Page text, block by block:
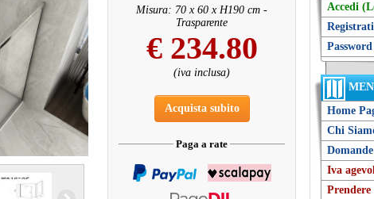
Accedi
Home
Chi
Iva
Prendere
Misura: 70 x 60 x H190 cm -
Trasparente
€ 234.80
(iva inclusa)
Acquista subito
Paga a rate